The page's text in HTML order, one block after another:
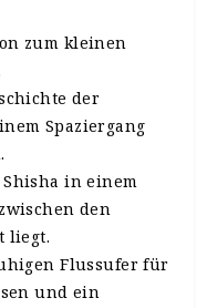
zum kleinen
der
Spaziergang
Shisha in einem
den
liegt.
Flussufer für
und ein